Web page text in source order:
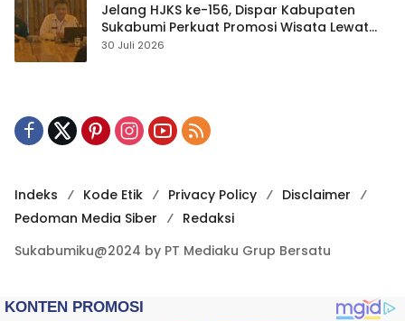
Jelang HJKS ke-156, Dispar Kabupaten
Sukabumi Perkuat Promosi Wisata Lewat
Publikasi Digital
30 Juli 2026
Indeks Kode Etik Privacy Policy
Disclaimer
Pedoman Media Siber
Redaksi
Sukabumiku@2024 by PT Mediaku Grup Bersatu